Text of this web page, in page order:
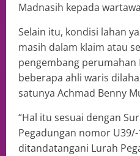
Madnasih kepada
Selain itu, kondisi lahan
masih dalam klaim atau
pengembang perumahan
beberapa ahli waris
satunya Achmad Benny
“Hal itu sesuai dengan
Pegadungan nomor U39/-
ditandatangani Lurah